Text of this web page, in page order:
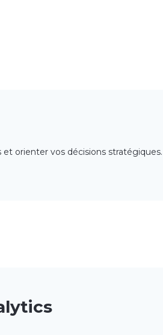
orienter vos décisions stratégiques.